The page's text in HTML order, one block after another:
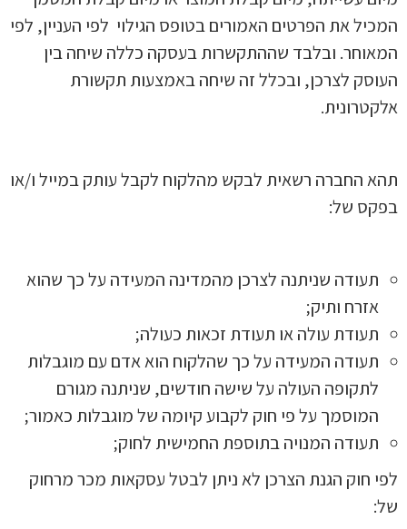
המכיל את הפרטים האמורים בטופס הגילוי לפי העניין, לפי
המאוחר. ובלבד שההתקשרות בעסקה כללה שיחה בין
העוסק לצרכן, ובכלל זה שיחה באמצעות תקשורת
אלקטרונית.
תהא החברה רשאית לבקש מהלקוח לקבל עותק במייל ו/או
בפקס של:
תעודה שניתנה לצרכן מהמדינה המעידה על כך שהוא
אזרח ותיק;
תעודת עולה או תעודת זכאות כעולה;
תעודה המעידה על כך שהלקוח הוא אדם עם מוגבלות
לתקופה העולה על שישה חודשים, שניתנה מגורם
המוסמך על פי חוק לקבוע קיומה של מוגבלות כאמור;
תעודה המנויה בתוספת החמישית לחוק;
לפי חוק הגנת הצרכן לא ניתן לבטל עסקאות מכר מרחוק
של: